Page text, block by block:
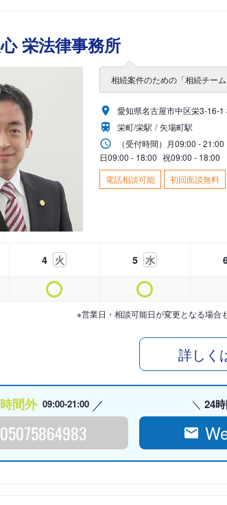
栄法律事務所
相続案件のための「相続チー
愛知県名古屋市中区栄3-16-
栄町/栄駅
矢場町駅
（受付時間） 月09:00 - 21:00
日09:00 - 18:00 祝09:00 - 18:00
電話相談可能
初回面談無料
4 火 5 水
※営業日・相談可能日が変更となる場合
詳しく
間外 09:00-21:00
05075864983
24